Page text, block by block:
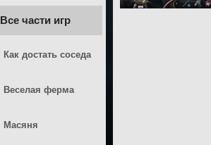
Все части игр
Как достать соседа
Веселая ферма
Масяня